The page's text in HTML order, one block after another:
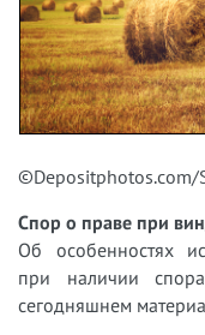
©Depositphotos.com/
Спор о праве при
Об особенностях
при наличии
сегодняшнем